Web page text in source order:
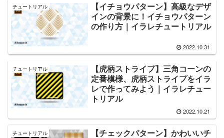
チュートリアル
【イチョウパターン】高級なデザ
インの背景に！イチョウパターン
の作り方｜イラレチュートリアル
2022.10.31
チュートリアル
【虎柄ストライプ】三角コーンの
定番模様、虎柄ストライプをイラ
レで作ってみよう｜イラレチュー
トリアル
2022.10.21
チュートリアル
【チェックパターン】かわいいチ